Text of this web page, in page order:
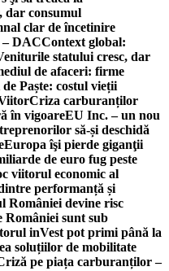
dar consumul
clar de încetinire
– DACContext global:
statului cresc, dar
de afaceri: firme
Paște: costul vieții
Criza carburanților
în vigoareEU Inc. – un nou
să-și deschidă
Europa îşi pierde giganţii
de euro fug peste
viitorul economic al
performanță și
României devine risc
României sunt sub
inVest pot primi până la
soluțiilor de mobilitate
pe piața carburanților –